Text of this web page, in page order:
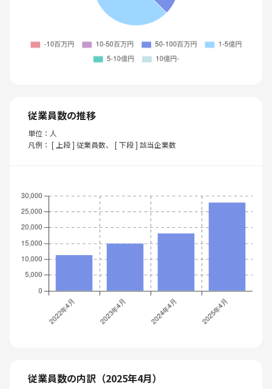
従業員数の推移
単位：人
凡例： [ 上段 ] 従業員数、 [ 下段 ] 該当企業数
従業員数の内訳（2025年4月）